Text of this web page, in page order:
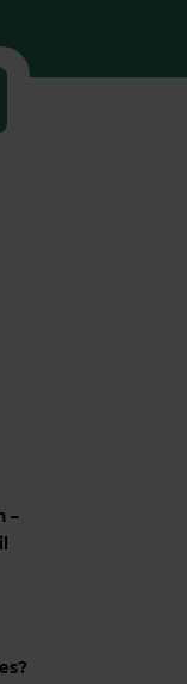
–